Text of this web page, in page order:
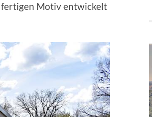
fertigen Motiv entwickelt